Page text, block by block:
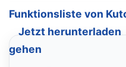
Funktionsliste von
Jetzt herunterladen
gehen